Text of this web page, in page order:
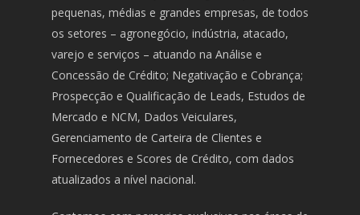
pequenas, médias e grandes empresas, de todos
os setores – agronegócio, indústria, atacado,
varejo e serviços – atuando na Análise e
Concessão de Crédito; Negativação e Cobrança;
Prospecção e Qualificação de Leads, Estudos de
Mercado e NCM, Dados Veiculares,
Gerenciamento de Carteira de Clientes e
Fornecedores e Scores de Crédito, com dados
atualizados a nível nacional.